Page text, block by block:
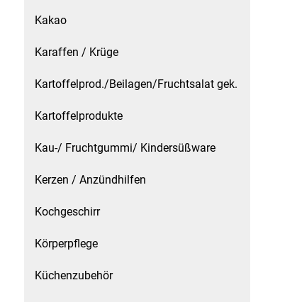
Schinken
Schokolade
Schreibwaren / Büroartikel / Kleber
Speck / Rohschinken
Spezialreiniger
Kakao
Karaffen / Krüge
Kartoffelprod./Beilagen/Fruchtsalat gek.
Kartoffelprodukte
Kau-/ Fruchtgummi/ Kindersüßware
Kerzen / Anzündhilfen
Kochgeschirr
Körperpflege
Küchenzubehör